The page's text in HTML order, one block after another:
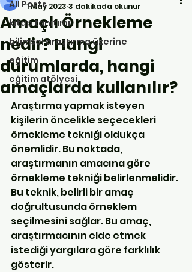
All Posts
kitap tanıtımı
bilimsel araştırma üzerine
eğitim
eğitim atölyesi
Amaçlı Örnekleme
nedir? Hangi
durumlarda, hangi
amaçlarda kullanılır?
1 May 2023 3 dakikada okunur
Araştırma yapmak isteyen
kişilerin öncelikle seçecekleri
örnekleme tekniği oldukça
önemlidir. Bu noktada,
araştırmanın amacına göre
örnekleme tekniği belirlenmelidir.
Bu teknik, belirli bir amaç
doğrultusunda örneklem
seçilmesini sağlar. Bu amaç,
araştırmacının elde etmek
istediği yargılara göre farklılık
gösterir.